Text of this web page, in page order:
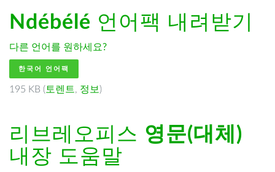
Ndébélé 언어팩 내려받기
다른 언어를 원하세요?
한국어 언어팩
195 KB ( 토렌트, 정보 )
리브레오피스 영문(대체)
내장 도움말